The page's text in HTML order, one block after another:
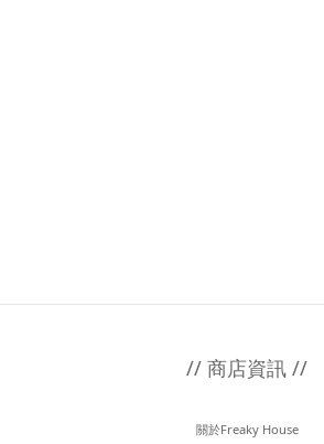
// 商店資訊 //
關於Freaky House